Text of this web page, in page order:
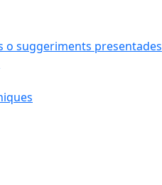
o suggeriments presentades